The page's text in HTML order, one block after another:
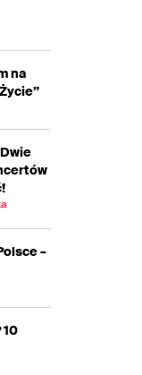
na
–